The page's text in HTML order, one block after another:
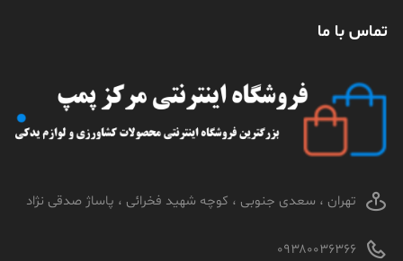
تماس با ما
تهران ، سعدی جنوبی ، کوچه شهید فخرائی ، پاساژ صدقی نژاد
۰۹۳۸۰۰۳۶۳۶۶